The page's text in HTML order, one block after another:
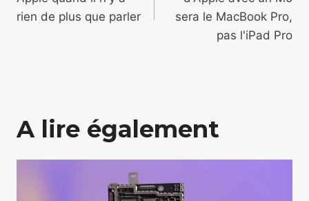
l’article
rien de plus que parler
sera le MacBook Pro,
pas l'iPad Pro
A lire également